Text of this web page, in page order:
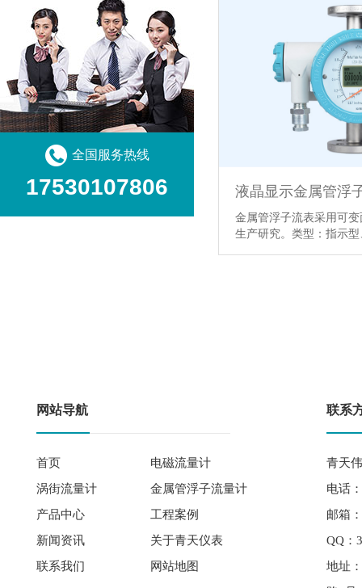
液晶显示金属管浮
金属管浮子流表采用可
生产研究。类型：指示
全国服务热线
17530107806
网站导航
首页
电磁流量计
涡街流量计
金属管浮子流量计
产品中心
工程案例
新闻资讯
关于青天仪表
联系我们
网站地图
联系
青天
电话
邮箱
QQ：
地址